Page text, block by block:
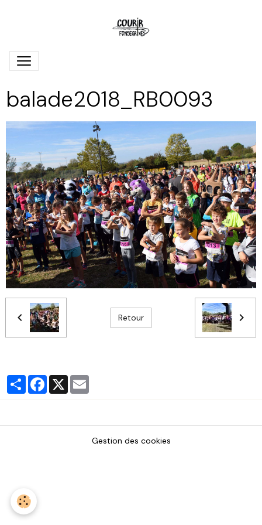
balade2018_RB0093
Retour
PartagerFacebook
X
Gestion des cookies